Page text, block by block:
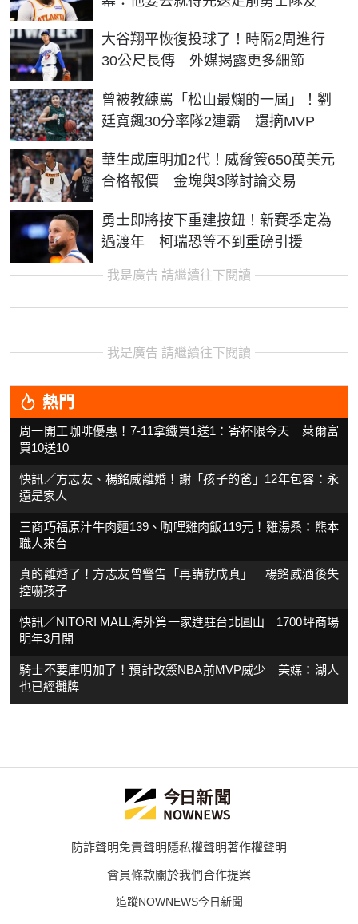
大谷翔平恢復投球了！時隔2周進行
30公尺長傳 外媒揭露更多細節
曾被教練罵「松山最爛的一屆」！劉
廷寬飆30分率隊2連霸 還摘MVP
華生成庫明加2代！威脅簽650萬美元
合格報價 金塊與3隊討論交易
勇士即將按下重建按鈕！新賽季定為
過渡年 柯瑞恐等不到重磅引援
我是廣告 請繼續往下閱讀
我是廣告 請繼續往下閱讀
熱門
周一開工咖啡優惠！7-11拿鐵買1送1：寄杯限今天 萊爾富
買10送10
快訊／方志友、楊銘威離婚！謝「孩子的爸」12年包容：永
遠是家人
三商巧福原汁牛肉麵139、咖哩雞肉飯119元！雞湯桑：熊本
職人來台
真的離婚了！方志友曾警告「再講就成真」 楊銘威酒後失
控嚇孩子
快訊／NITORI MALL海外第一家進駐台北圓山 1700坪商場
明年3月開
騎士不要庫明加了！預計改簽NBA前MVP威少 美媒：湖人
也已經攤牌
防詐聲明免責聲明隱私權聲明著作權聲明
會員條款關於我們合作提案
追蹤NOWNEWS今日新聞